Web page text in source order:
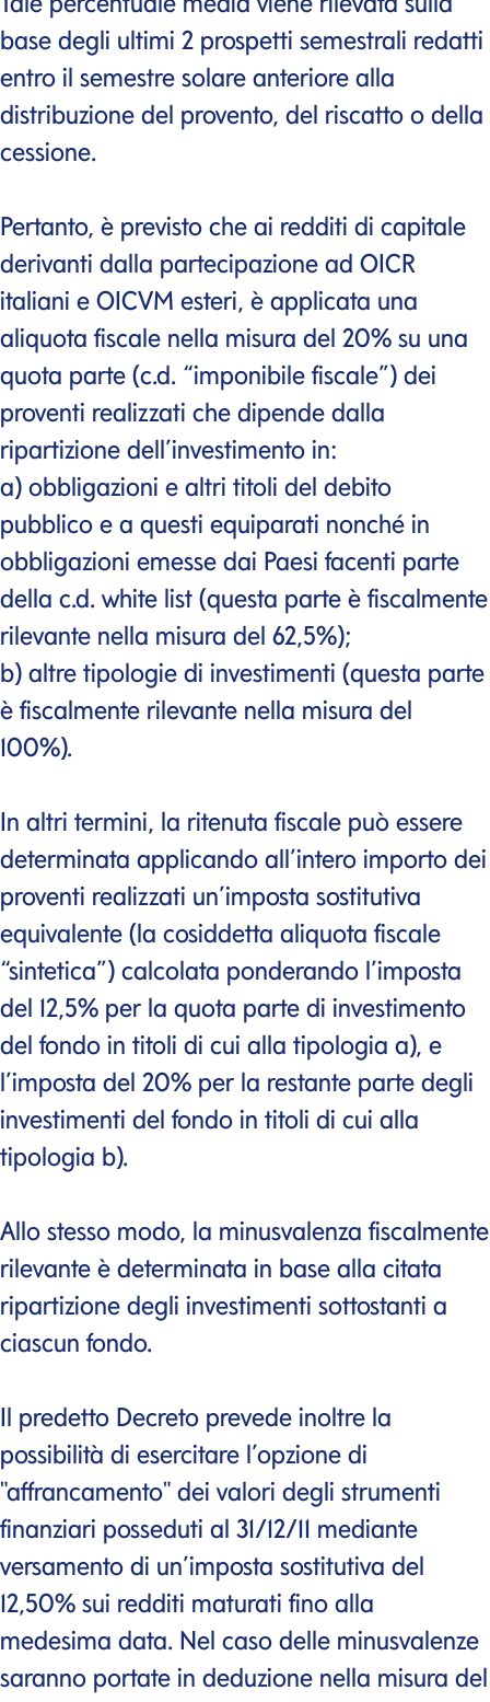
base degli ultimi 2 prospetti semestrali redatti
entro il semestre solare anteriore alla
distribuzione del provento, del riscatto o della
cessione.
Pertanto, è previsto che ai redditi di capitale
derivanti dalla partecipazione ad OICR
italiani e OICVM esteri, è applicata una
aliquota fiscale nella misura del 20% su una
quota parte (c.d. “imponibile fiscale”) dei
proventi realizzati che dipende dalla
ripartizione dell’investimento in:
a) obbligazioni e altri titoli del debito
pubblico e a questi equiparati nonché in
obbligazioni emesse dai Paesi facenti parte
della c.d. white list (questa parte è fiscalmente
rilevante nella misura del 62,5%);
b) altre tipologie di investimenti (questa parte
è fiscalmente rilevante nella misura del
100%).
In altri termini, la ritenuta fiscale può essere
determinata applicando all’intero importo dei
proventi realizzati un’imposta sostitutiva
equivalente (la cosiddetta aliquota fiscale
“sintetica”) calcolata ponderando l’imposta
del 12,5% per la quota parte di investimento
del fondo in titoli di cui alla tipologia a), e
l’imposta del 20% per la restante parte degli
investimenti del fondo in titoli di cui alla
tipologia b).
Allo stesso modo, la minusvalenza fiscalmente
rilevante è determinata in base alla citata
ripartizione degli investimenti sottostanti a
ciascun fondo.
Il predetto Decreto prevede inoltre la
possibilità di esercitare l’opzione di
"affrancamento" dei valori degli strumenti
finanziari posseduti al 31/12/11 mediante
versamento di un’imposta sostitutiva del
12,50% sui redditi maturati fino alla
medesima data. Nel caso delle minusvalenze
saranno portate in deduzione nella misura del